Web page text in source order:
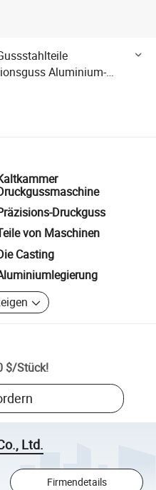
Aluminium-
Druckguss
von Maschinen
Casting
$/Stück!
Ltd.
Firmendetails